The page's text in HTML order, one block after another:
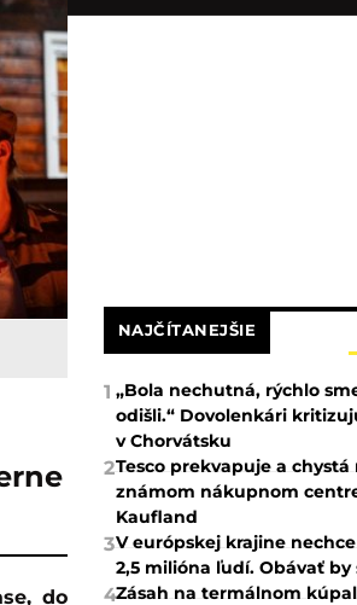
do
NAJČÍTANEJŠIE
1 „Bola nechutná, rýchlo
odišli.“ Dovolenkári
v Chorvátsku
2Tesco prekvapuje a
známom nákupnom
Kaufland
3V európskej krajine
2,5 milióna ľudí. Obávať by
4Zásah na termálnom